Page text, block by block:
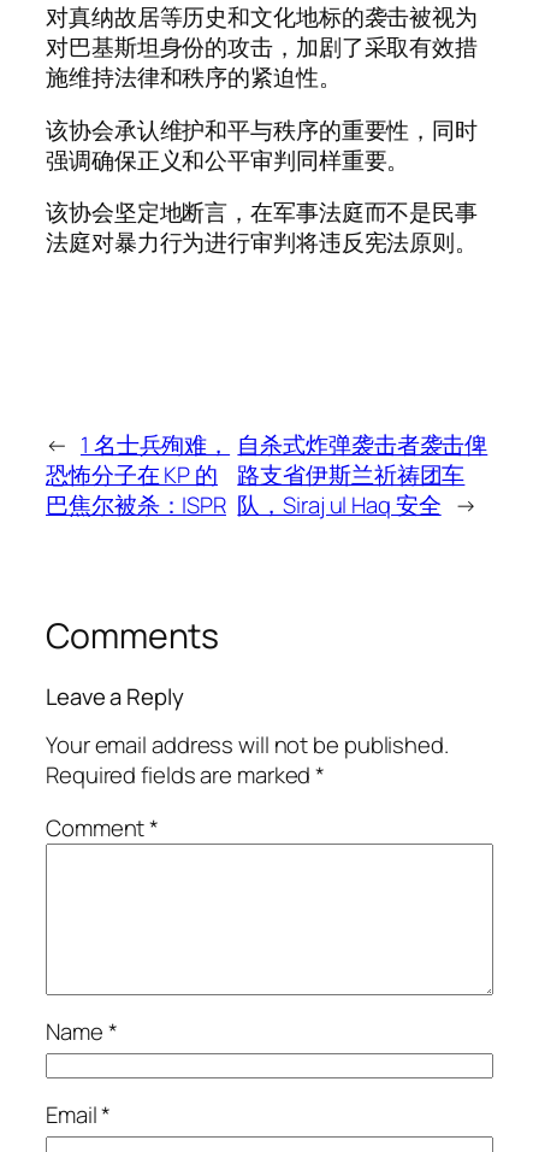
对真纳故居等历史和文化地标的袭击被视为
对巴基斯坦身份的攻击，加剧了采取有效措
施维持法律和秩序的紧迫性。
该协会承认维护和平与秩序的重要性，同时
强调确保正义和公平审判同样重要。
该协会坚定地断言，在军事法庭而不是民事
法庭对暴力行为进行审判将违反宪法原则。
← 1 名士兵殉难，
恐怖分子在 KP 的
巴焦尔被杀：ISPR
自杀式炸弹袭击者袭击俾
路支省伊斯兰祈祷团车
队，Siraj ul Haq 安全 →
Comments
Leave a Reply
Your email address will not be published.
Required fields are marked*
Comment*
Name*
Email*